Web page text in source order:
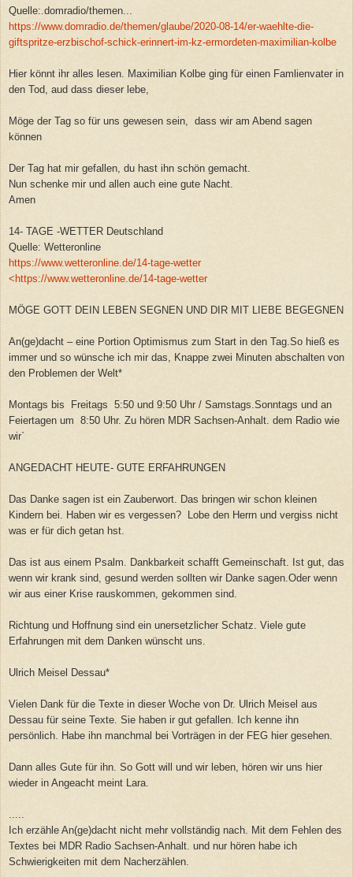
Quelle:.domradio/themen...
https://www.domradio.de/themen/glaube/2020-08-14/er-waehlte-die-
giftspritze-erzbischof-schick-erinnert-im-kz-ermordeten-maximilian-kolbe
Hier könnt ihr alles lesen. Maximilian Kolbe ging für einen Famlienvater in
den Tod, aud dass dieser lebe,
Möge der Tag so für uns gewesen sein, dass wir am Abend sagen
können
Der Tag hat mir gefallen, du hast ihn schön gemacht.
Nun schenke mir und allen auch eine gute Nacht.
Amen
14- TAGE -WETTER Deutschland
Quelle: Wetteronline
https://www.wetteronline.de/14-tage-wetter
<https://www.wetteronline.de/14-tage-wetter
MÖGE GOTT DEIN LEBEN SEGNEN UND DIR MIT LIEBE BEGEGNEN
An(ge)dacht – eine Portion Optimismus zum Start in den Tag.So hieß es
immer und so wünsche ich mir das, Knappe zwei Minuten abschalten von
den Problemen der Welt*
Montags bis Freitags 5:50 und 9:50 Uhr / Samstags.Sonntags und an
Feiertagen um 8:50 Uhr. Zu hören MDR Sachsen-Anhalt. dem Radio wie
wir`
ANGEDACHT HEUTE- GUTE ERFAHRUNGEN
Das Danke sagen ist ein Zauberwort. Das bringen wir schon kleinen
Kindern bei. Haben wir es vergessen? Lobe den Herrn und vergiss nicht
was er für dich getan hst.
Das ist aus einem Psalm. Dankbarkeit schafft Gemeinschaft. Ist gut, das
wenn wir krank sind, gesund werden sollten wir Danke sagen.Oder wenn
wir aus einer Krise rauskommen, gekommen sind.
Richtung und Hoffnung sind ein unersetzlicher Schatz. Viele gute
Erfahrungen mit dem Danken wünscht uns.
Ulrich Meisel Dessau*
Vielen Dank für die Texte in dieser Woche von Dr. Ulrich Meisel aus
Dessau für seine Texte. Sie haben ir gut gefallen. Ich kenne ihn
persönlich. Habe ihn manchmal bei Vorträgen in der FEG hier gesehen.
Dann alles Gute für ihn. So Gott will und wir leben, hören wir uns hier
wieder in Angeacht meint Lara.
Ich erzähle An(ge)dacht nicht mehr vollständig nach. Mit dem Fehlen des
Textes bei MDR Radio Sachsen-Anhalt. und nur hören habe ich
Schwierigkeiten mit dem Nacherzählen.